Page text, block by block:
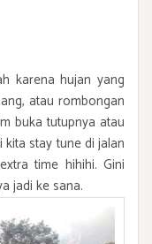
karena hujan yang
atau rombongan
buka tutupnya atau
stay tune di jalan
time hihihi. Gini
jadi ke sana.